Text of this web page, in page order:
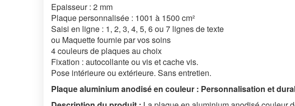
Epaisseur : 2 mm
Plaque personnalisée : 1001 à 1500 cm²
Saisi en ligne : 1, 2, 3, 4, 5, 6 ou 7 lignes de texte
ou Maquette fournie par vos soins
4 couleurs de plaques au choix
Fixation : autocollante ou vis et cache vis.
Pose intérieure ou extérieure. Sans entretien.
Plaque aluminium anodisé en couleur : Personnalisation et